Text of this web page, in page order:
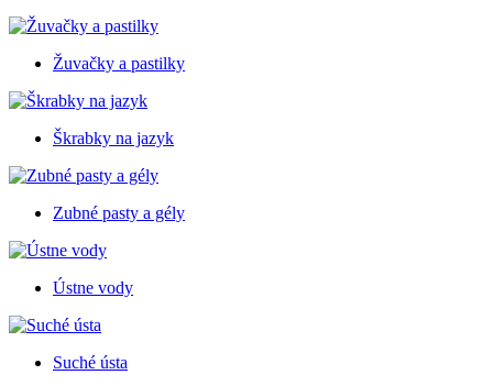
Žuvačky a pastilky
Škrabky na jazyk
Zubné pasty a gély
Ústne vody
Suché ústa